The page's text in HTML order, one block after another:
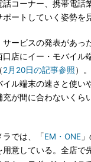
コーナー、携帯電話
ートしていく姿勢を
ービスの発表があっ
口店にイー・モバイル
2月20日の記事参照）
ル端末の速さと使い
充が間に合わないくら
では、「EM・ONE
意している。全店で